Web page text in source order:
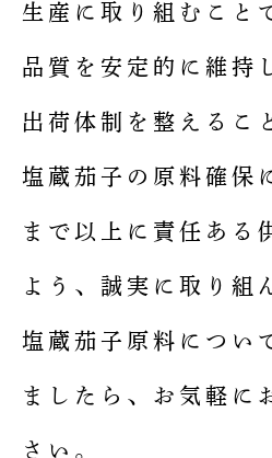
生産に取り組むこと
品質を安定的に維持
出荷体制を整えるこ
塩蔵茄子の原料確保
まで以上に責任ある
よう、誠実に取り組
塩蔵茄子原料につい
ましたら、お気軽に
さい。